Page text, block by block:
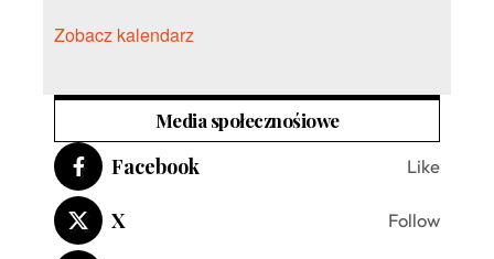
Zobacz kalendarz
Media społecznośiowe
Facebook Like
X Follow